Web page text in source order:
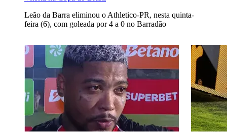
Leão da Barra eliminou o Athletico-PR, nesta quinta-
feira (6), com goleada por 4 a 0 no Barradão